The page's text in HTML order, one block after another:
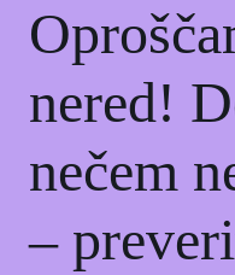
nered!
nečem
–